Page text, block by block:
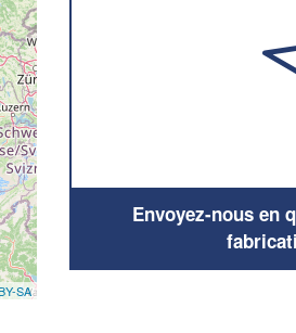
SA
Envoyez-nous en